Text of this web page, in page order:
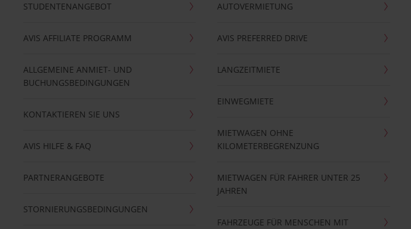
STUDENTENANGEBOT
AVIS AFFILIATE PROGRAMM
ALLGEMEINE ANMIET- UND
BUCHUNGSBEDINGUNGEN
KONTAKTIEREN SIE UNS
AVIS HILFE & FAQ
PARTNERANGEBOTE
STORNIERUNGSBEDINGUNGEN
AUTOVERMIETUNG
AVIS PREFERRED DRIVE
LANGZEITMIETE
EINWEGMIETE
MIETWAGEN OHNE
KILOMETERBEGRENZUNG
MIETWAGEN FÜR FAHRER UNTER 25
JAHREN
FAHRZEUGE FÜR MENSCHEN MIT